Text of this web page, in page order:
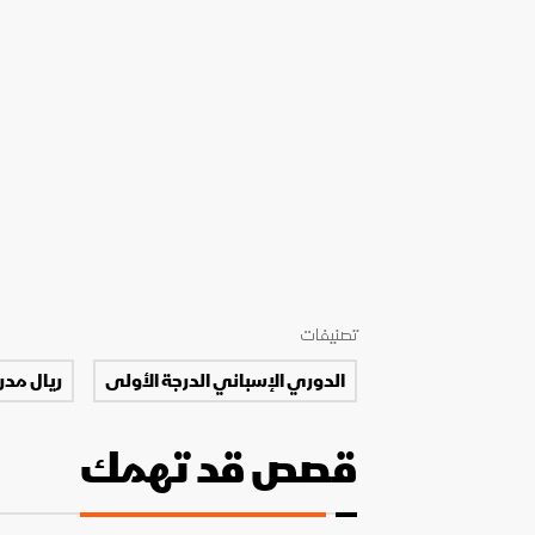
تصنيفات
الدوري الإسباني الدرجة الأولى ريال
قصص قد تهمك